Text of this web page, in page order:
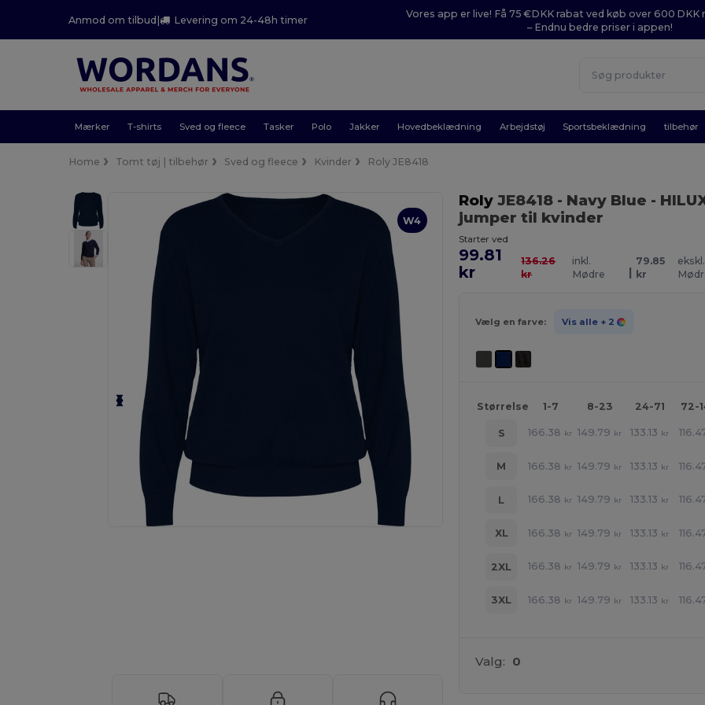
Anmod om tilbud| Levering om 24-48h timer
Vores app er live! Få 75 €DKK rabat ved køb over 600 DKK
– Endnu bedre priser i appen!
Mærker T-shirts Sved og fleece Tasker Polo Jakker Hovedbeklædning Arbejdstøj Sportsbeklædning tilbehør
Home Tomt tøj | tilbehør Sved og fleece Kvinder Roly JE8418
W4
RolyJE8418 - Navy Blue -
jumper til kvinder
Starter ved
99.81
kr
136.26
kr
inkl.
Mødre
|
79.85
kr
ekskl.
Vælg en farve: Vis alle + 2
Størrelse 1-7 8-23 24-71 72-
S 166.38 kr 149.79 kr 133.13 kr
M 166.38 kr 149.79 kr 133.13 kr
L 166.38 kr 149.79 kr 133.13 kr
XL 166.38 kr 149.79 kr 133.13 kr
2XL 166.38 kr 149.79 kr 133.13 kr
3XL 166.38 kr 149.79 kr 133.13 kr
Valg: 0